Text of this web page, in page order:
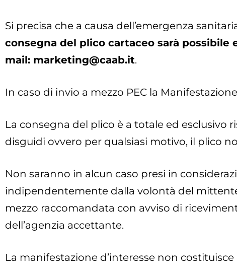
Si precisa che a causa dell’emergenza
consegna del plico cartaceo sarà
mail: marketing@caab.it.
In caso di invio a mezzo PEC la
La consegna del plico è a totale ed esclusivo
disguidi ovvero per qualsiasi motivo, il plico
Non saranno in alcun caso presi in
indipendentemente dalla volontà del
mezzo raccomandata con avviso di
dell’agenzia accettante.
La manifestazione d’interesse non costituisce